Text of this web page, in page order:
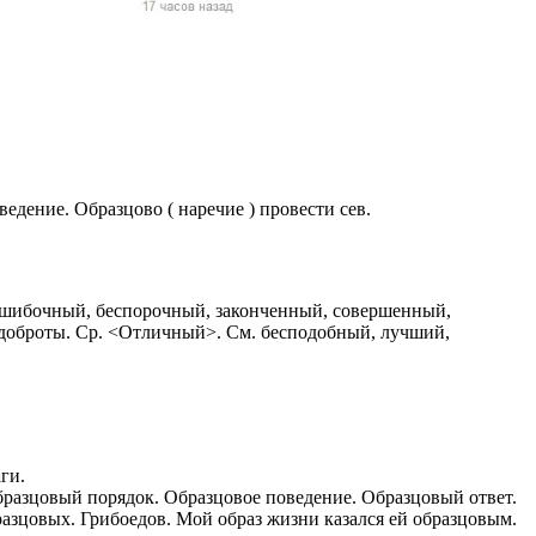
женщин и
страны),
Образцово ( наречие ) провести сев.
беспорочный, законченный, совершенный,
Ср. <Отличный>. См. бесподобный, лучший,
порядок. Образцовое поведение. Образцовый ответ.
Грибоедов. Мой образ жизни казался ей образцовым.